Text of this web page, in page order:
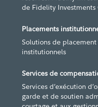
de Fidelity Investments
Placements
Solutions de
institutionnels
Services de
Services d’exécution
garde et de soutien